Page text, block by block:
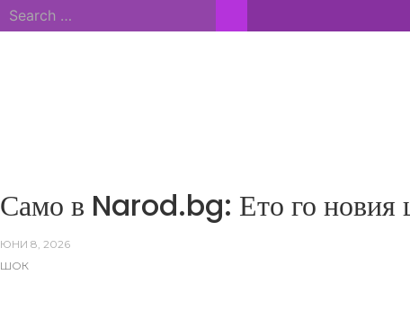
Skip
to
Search
for:
Само в Narod.bg: Ето го
ЮНИ 8, 2026
ШОК